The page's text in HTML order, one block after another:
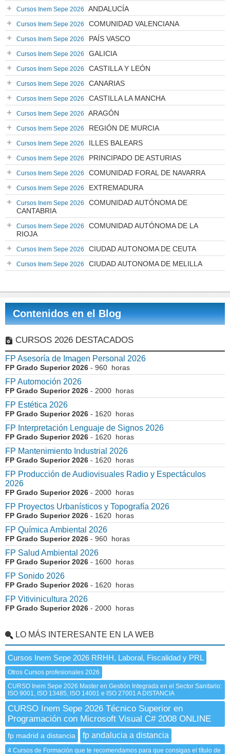
Cursos Inem Sepe 2026 ANDALUCÍA
Cursos Inem Sepe 2026 COMUNIDAD VALENCIANA
Cursos Inem Sepe 2026 PAÍS VASCO
Cursos Inem Sepe 2026 GALICIA
Cursos Inem Sepe 2026 CASTILLA Y LEÓN
Cursos Inem Sepe 2026 CANARIAS
Cursos Inem Sepe 2026 CASTILLA LA MANCHA
Cursos Inem Sepe 2026 ARAGÓN
Cursos Inem Sepe 2026 REGIÓN DE MURCIA
Cursos Inem Sepe 2026 ILLES BALEARS
Cursos Inem Sepe 2026 PRINCIPADO DE ASTURIAS
Cursos Inem Sepe 2026 COMUNIDAD FORAL DE NAVARRA
Cursos Inem Sepe 2026 EXTREMADURA
Cursos Inem Sepe 2026
COMUNIDAD AUTÓNOMA DE
CANTABRIA
Cursos Inem Sepe 2026
COMUNIDAD AUTÓNOMA DE LA
RIOJA
Cursos Inem Sepe 2026 CIUDAD AUTONOMA DE CEUTA
Cursos Inem Sepe 2026 CIUDAD AUTONOMA DE MELILLA
Contenidos en el Blog
CURSOS 2026 DESTACADOS
FP Asesoría de Imagen Personal 2026
FP Grado Superior 2026 - 960 horas
FP Automoción 2026
FP Grado Superior 2026 - 2000 horas
FP Estética 2026
FP Grado Superior 2026 - 1620 horas
FP Interpretación Lenguaje de Signos 2026
FP Grado Superior 2026 - 1620 horas
FP Mantenimiento Industrial 2026
FP Grado Superior 2026 - 1620 horas
FP Producción de Audiovisuales Radio y Espectáculos
2026
FP Grado Superior 2026 - 2000 horas
FP Proyectos Urbanísticos y Topografía 2026
FP Grado Superior 2026 - 1620 horas
FP Química Ambiental 2026
FP Grado Superior 2026 - 960 horas
FP Salud Ambiental 2026
FP Grado Superior 2026 - 1600 horas
FP Sonido 2026
FP Grado Superior 2026 - 1620 horas
FP Vitivinicultura 2026
FP Grado Superior 2026 - 2000 horas
LO MÁS INTERESANTE EN LA WEB
Cursos Inem Sepe 2026 RRHH, Laboral, Fiscalidad y PRL
Otros Cursos profesionales 2026
CURSO Inem Sepe 2026 Master en Gestión Integrada en el Sector Sanitario:
ISO 9001, ISO 13485, ISO 14001 e ISO 27001 A DISTANCIA
CURSO Inem Sepe 2026 Técnico Superior en
Programación con Microsoft Visual C# 2008 ONLINE
fp madrid a distancia fp andalucia a distancia
4 Cursos de Formación que te recomendamos para que consigas el título de